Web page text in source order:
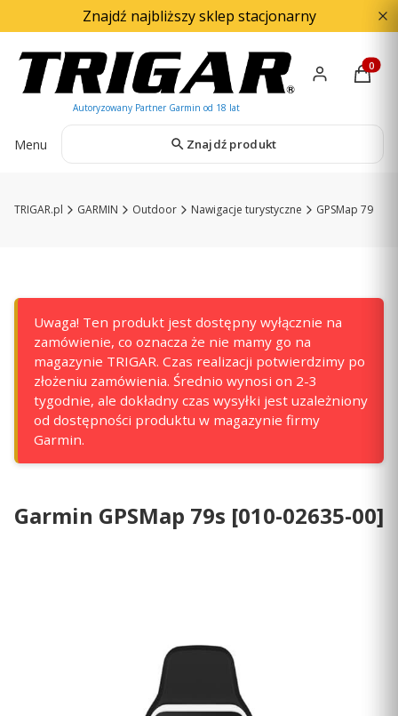
Znajdź najbliższy sklep stacjonarny
Menu Znajdź produkt
TRIGAR.pl GARMIN Outdoor Nawigacje turystyczne GPSMap 79
Uwaga! Ten produkt jest dostępny wyłącznie na
zamówienie, co oznacza że nie mamy go na
magazynie TRIGAR. Czas realizacji potwierdzimy po
złożeniu zamówienia. Średnio wynosi on 2-3
tygodnie, ale dokładny czas wysyłki jest uzależniony
od dostępności produktu w magazynie firmy
Garmin.
Garmin GPSMap 79s [010-02635-00]